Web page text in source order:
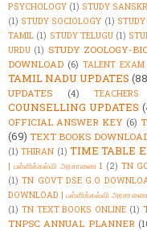
PSYCHOLOGY (1) STUDY
(1) STUDY SOCIOLOGY (1)
TAMIL (1) STUDY TELUGU (1)
URDU (1) STUDY ZOOLOGY-
DOWNLOAD (6) TALENT EXAM
TAMIL NADU UPDATES
UPDATES
(4)
COUNSELLING UPDATES
OFFICIAL ANSWER KEY (6)
(69) TEXT BOOKS
(1) THIRAN (1) TIME TABLE
| பள்ளிக்கல்வி அரசாணை 1 (2) TN
(1) TN GOVT DSE G.O
DOWNLOAD | பள்ளிக்கல்வி
(1) TN TEXT BOOKS ONLINE (1)
TNPSC ANNUAL PLANNER